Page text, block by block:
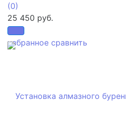
избранное сравнить
(0)
25 450 руб.